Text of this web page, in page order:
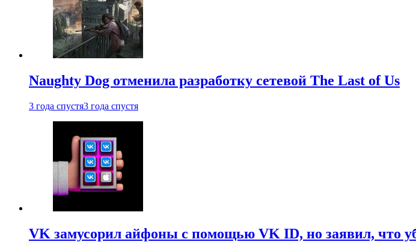
Naughty Dog отменила разработку сетевой The Last of Us
3 года спустя3 года спустя
VK замусорил айфоны с помощью VK ID, но заявил, что